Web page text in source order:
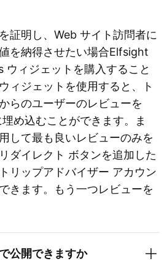
証明し、Web サイト訪問者に
を納得させたい場合Elfsight
ィジェットを購入すること
ィジェットを使用すると、ト
らのユーザーのレビューを
め込むことができます。ま
して最も良いレビューのみを
ダイレクト ボタンを追加した
リップアドバイザー アカウン
きます。もう一つレビューを
公開できますか